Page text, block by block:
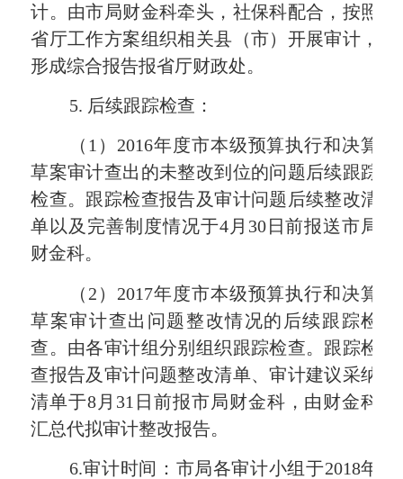
计。由市局财金科牵头，社保科配合，按照
省厅工作方案组织相关县（市）开展审计，
形成综合报告报省厅财政处。
5. 后续跟踪检查：
（ 1 ） 2016年度市本级预算执行和决算
草案审计查出的未整改到位的问题后续跟踪
检查。跟踪检查报告及审计问题后续整改清
单以及完善制度情况于4月 30日前报送市局
财金科。
（ 2 ） 2017年度市本级预算执行和决算
草案审计查出问题整改情况的后续跟踪检
查。由各审计组分别组织跟踪检查。跟踪检
查报告及审计问题整改清单、审计建议采纳
清单于8 月 31 日前报市局财金科，由财金科
汇总代拟审计整改报告。
6.审计时间：市局各审计小组于2018年